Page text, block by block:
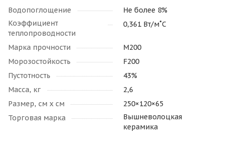
Водопоглощение
Не более 8%
Коэффициент
теплопроводности
0,361 Вт/м˚С
Марка прочности
М200
Морозостойкость
F200
Пустотность
43%
Масса, кг
2,6
Размер, см х см
250×120×65
Торговая марка
Вышневолоцкая
керамика